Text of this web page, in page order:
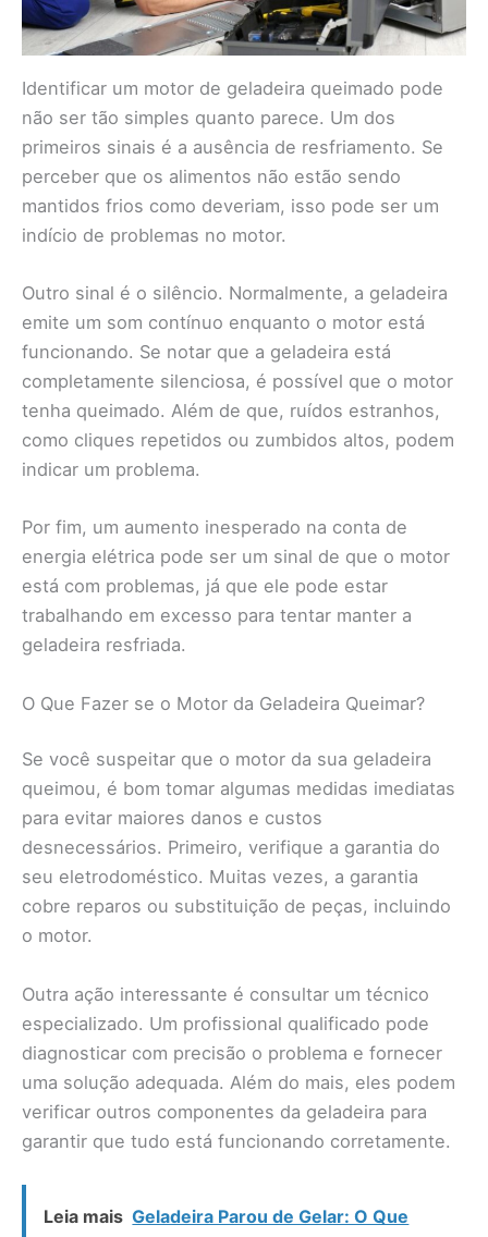
Identificar um motor de geladeira queimado pode
não ser tão simples quanto parece. Um dos
primeiros sinais é a ausência de resfriamento. Se
perceber que os alimentos não estão sendo
mantidos frios como deveriam, isso pode ser um
indício de problemas no motor.
Outro sinal é o silêncio. Normalmente, a geladeira
emite um som contínuo enquanto o motor está
funcionando. Se notar que a geladeira está
completamente silenciosa, é possível que o motor
tenha queimado. Além de que, ruídos estranhos,
como cliques repetidos ou zumbidos altos, podem
indicar um problema.
Por fim, um aumento inesperado na conta de
energia elétrica pode ser um sinal de que o motor
está com problemas, já que ele pode estar
trabalhando em excesso para tentar manter a
geladeira resfriada.
O Que Fazer se o Motor da Geladeira Queimar?
Se você suspeitar que o motor da sua geladeira
queimou, é bom tomar algumas medidas imediatas
para evitar maiores danos e custos
desnecessários. Primeiro, verifique a garantia do
seu eletrodoméstico. Muitas vezes, a garantia
cobre reparos ou substituição de peças, incluindo
o motor.
Outra ação interessante é consultar um técnico
especializado. Um profissional qualificado pode
diagnosticar com precisão o problema e fornecer
uma solução adequada. Além do mais, eles podem
verificar outros componentes da geladeira para
garantir que tudo está funcionando corretamente.
Leia mais Geladeira Parou de Gelar: O Que